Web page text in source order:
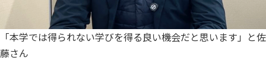
「本学では得られない学びを得る良い機会だと思います」と佐
藤さん